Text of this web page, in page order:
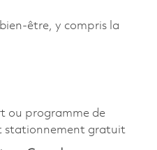
être, y compris la
ou programme de
stationnement gratuit